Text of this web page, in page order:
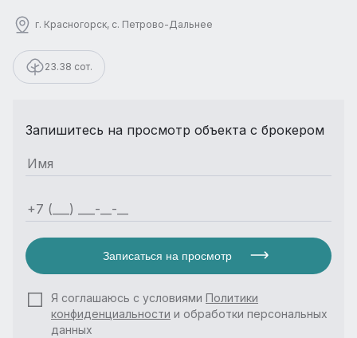
г. Красногорск, с. Петрово-Дальнее
23.38 сот.
Запишитесь на просмотр объекта с брокером
Записаться на просмотр
Я соглашаюсь с условиями Политики
конфиденциальности и обработки персональных
данных